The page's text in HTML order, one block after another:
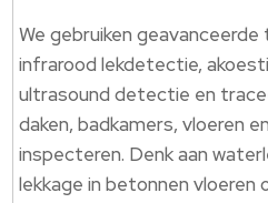
We gebruiken geavanceerde
infrarood lekdetectie,
ultrasound detectie en
daken, badkamers, vloeren
inspecteren.​ Denk aan
lekkage in betonnen vloeren